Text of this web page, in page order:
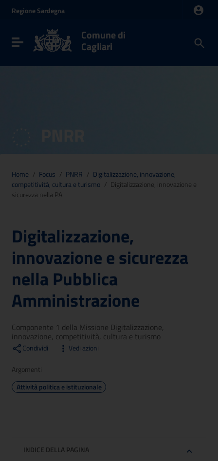
Vai al menu di navigazione
RegioneSardegna
Toggle navigation Comune di
Cagliari
Home / Focus / PNRR / Digitalizzazione, innovazione,
competitività, cultura e turismo / Digitalizzazione, innovazione e
sicurezza nella PA
Digitalizzazione,
innovazione e sicurezza
nella Pubblica
Amministrazione
Componente 1 della Missione Digitalizzazione,
innovazione, competitività, cultura e turismo
Condividi Vedi azioni
Argomenti
Attività politica e istituzionale
INDICE DELLA PAGINA